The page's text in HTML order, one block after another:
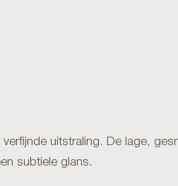
verfijnde uitstraling. De lage,
subtiele glans.